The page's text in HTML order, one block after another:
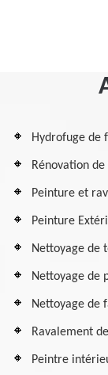
Hydrofuge de
Rénovation
Peinture et
Peinture
Nettoyage de
Nettoyage de
Nettoyage de
Ravalement
Peintre